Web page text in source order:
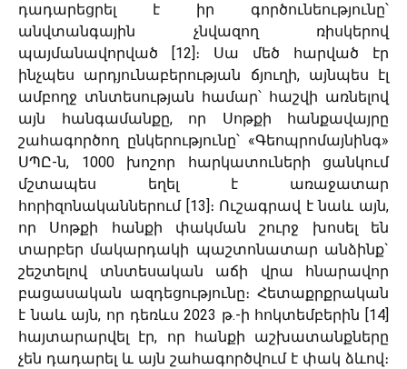
դադարեցրել է իր գործունեությունը՝
անվտանգային չնվազող ռիսկերով
պայմանավորված [12]։ Սա մեծ հարված էր
ինչպես արդյունաբերության ճյուղի, այնպես էլ
ամբողջ տնտեսության համար՝ հաշվի առնելով
այն հանգամանքը, որ Սոթքի հանքավայրը
շահագործող ընկերությունը՝ «Գեոպրոմայնինգ»
ՍՊԸ-ն, 1000 խոշոր հարկատուների ցանկում
մշտապես եղել է առաջատար
հորիզոնականներում [13]։ Ուշագրավ է նաև այն,
որ Սոթքի հանքի փակման շուրջ խոսել են
տարբեր մակարդակի պաշտոնատար անձինք`
շեշտելով տնտեսական աճի վրա հնարավոր
բացասական ազդեցությունը։ Հետաքրքրական
է նաև այն, որ դեռևս 2023 թ.-ի հոկտեմբերին [14]
հայտարարվել էր, որ հանքի աշխատանքները
չեն դադարել և այն շահագործվում է փակ ձևով։